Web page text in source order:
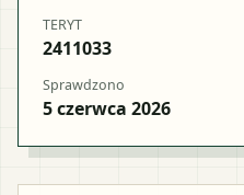
TERYT
2411033
Sprawdzono
5 czerwca 2026